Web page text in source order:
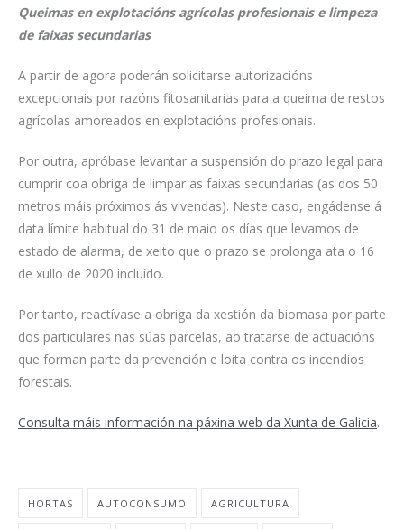
Queimas en explotacións agrícolas profesionais e limpeza
de faixas secundarias
A partir de agora poderán solicitarse autorizacións
excepcionais por razóns fitosanitarias para a queima de restos
agrícolas amoreados en explotacións profesionais.
Por outra, apróbase levantar a suspensión do prazo legal para
cumprir coa obriga de limpar as faixas secundarias (as dos 50
metros máis próximos ás vivendas). Neste caso, engádense á
data límite habitual do 31 de maio os días que levamos de
estado de alarma, de xeito que o prazo se prolonga ata o 16
de xullo de 2020 incluído.
Por tanto, reactívase a obriga da xestión da biomasa por parte
dos particulares nas súas parcelas, ao tratarse de actuacións
que forman parte da prevención e loita contra os incendios
forestais.
Consulta máis información na páxina web da Xunta de Galicia.
HORTAS AUTOCONSUMO AGRICULTURA